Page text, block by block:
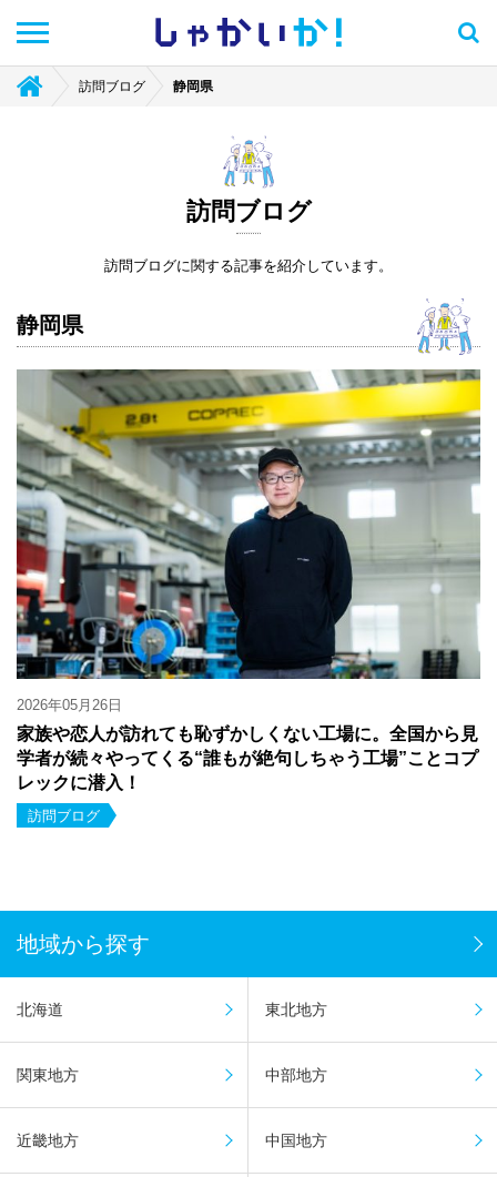
しゃかい か！
訪問ブログ 静岡県
訪問ブログ
訪問ブログに関する記事を紹介しています。
静岡県
2026年05月26日
家族や恋人が訪れても恥ずかしくない工場に。全国から見
学者が続々やってくる“誰もが絶句しちゃう工場”ことコプ
レックに潜入！
訪問ブログ
地域から探す
北海道 東北地方
関東地方 中部地方
近畿地方 中国地方